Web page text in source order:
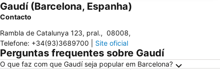
Gaudí (Barcelona, Espanha)
Contacto
Rambla de Catalunya 123, pral., 08008,
Telefone: +34(93)3689700 Site oficial
Perguntas frequentes sobre Gaudí
O que faz com que Gaudí seja popular em Barcelona?